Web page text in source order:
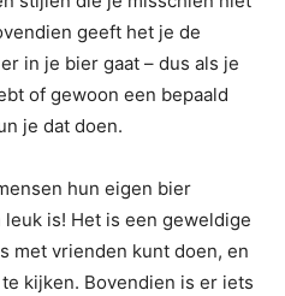
geeft het je de
in je bier gaat – dus als je
of gewoon een bepaald
je dat doen.
hun eigen bier
is! Het is een geweldige
met vrienden kunt doen, en
kijken. Bovendien is er iets